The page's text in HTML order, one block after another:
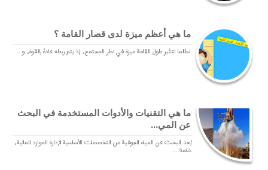
ما هي أعظم ميزة لدى قصار القامة ؟
لطالما اعتُبر طول القامة ميزة في نظر المجتمع، إذ يتم ربطه عادةً بالقوة، و ...
ما هي التقنيات والأدوات المستخدمة في البحث
عن المي...
يُعد البحث عن المياه الجوفية من التخصصات الأساسية لإدارة الموارد المائية،
خاصة ...